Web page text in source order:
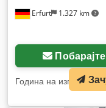
Erfurt 1.327 km
Побарајте
Година на изградба: